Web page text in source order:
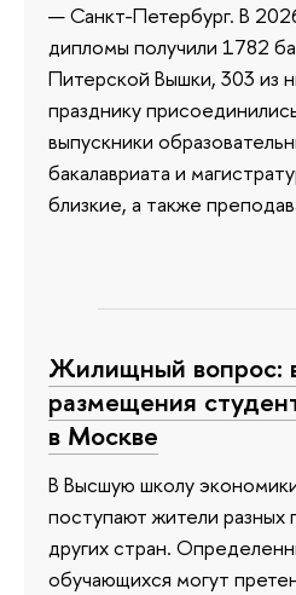
— Санкт-Петербург. В
дипломы получили 1782
Питерской Вышки, 303 из
празднику
выпускники
бакалавриата и
близкие, а также
Жилищный вопрос:
размещения
в Москве
В Высшую школу
поступают жители разных
других стран.
обучающихся могут